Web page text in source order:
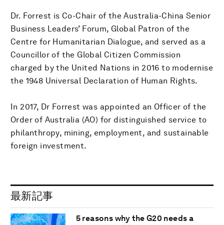
Dr. Forrest is Co-Chair of the Australia-China Senior
Business Leaders’ Forum, Global Patron of the
Centre for Humanitarian Dialogue, and served as a
Councillor of the Global Citizen Commission
charged by the United Nations in 2016 to modernise
the 1948 Universal Declaration of Human Rights.
In 2017, Dr Forrest was appointed an Officer of the
Order of Australia (AO) for distinguished service to
philanthropy, mining, employment, and sustainable
foreign investment.
最新記事
5 reasons why the G20 needs a